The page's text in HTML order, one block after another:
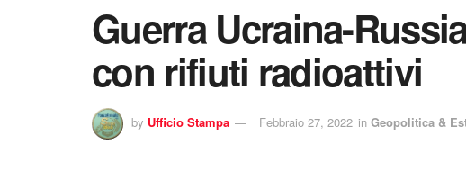
Guerra Ucraina-
con rifiuti radioattivi
by Ufficio Stampa Febbraio 27, 2022 in Geopolitica &